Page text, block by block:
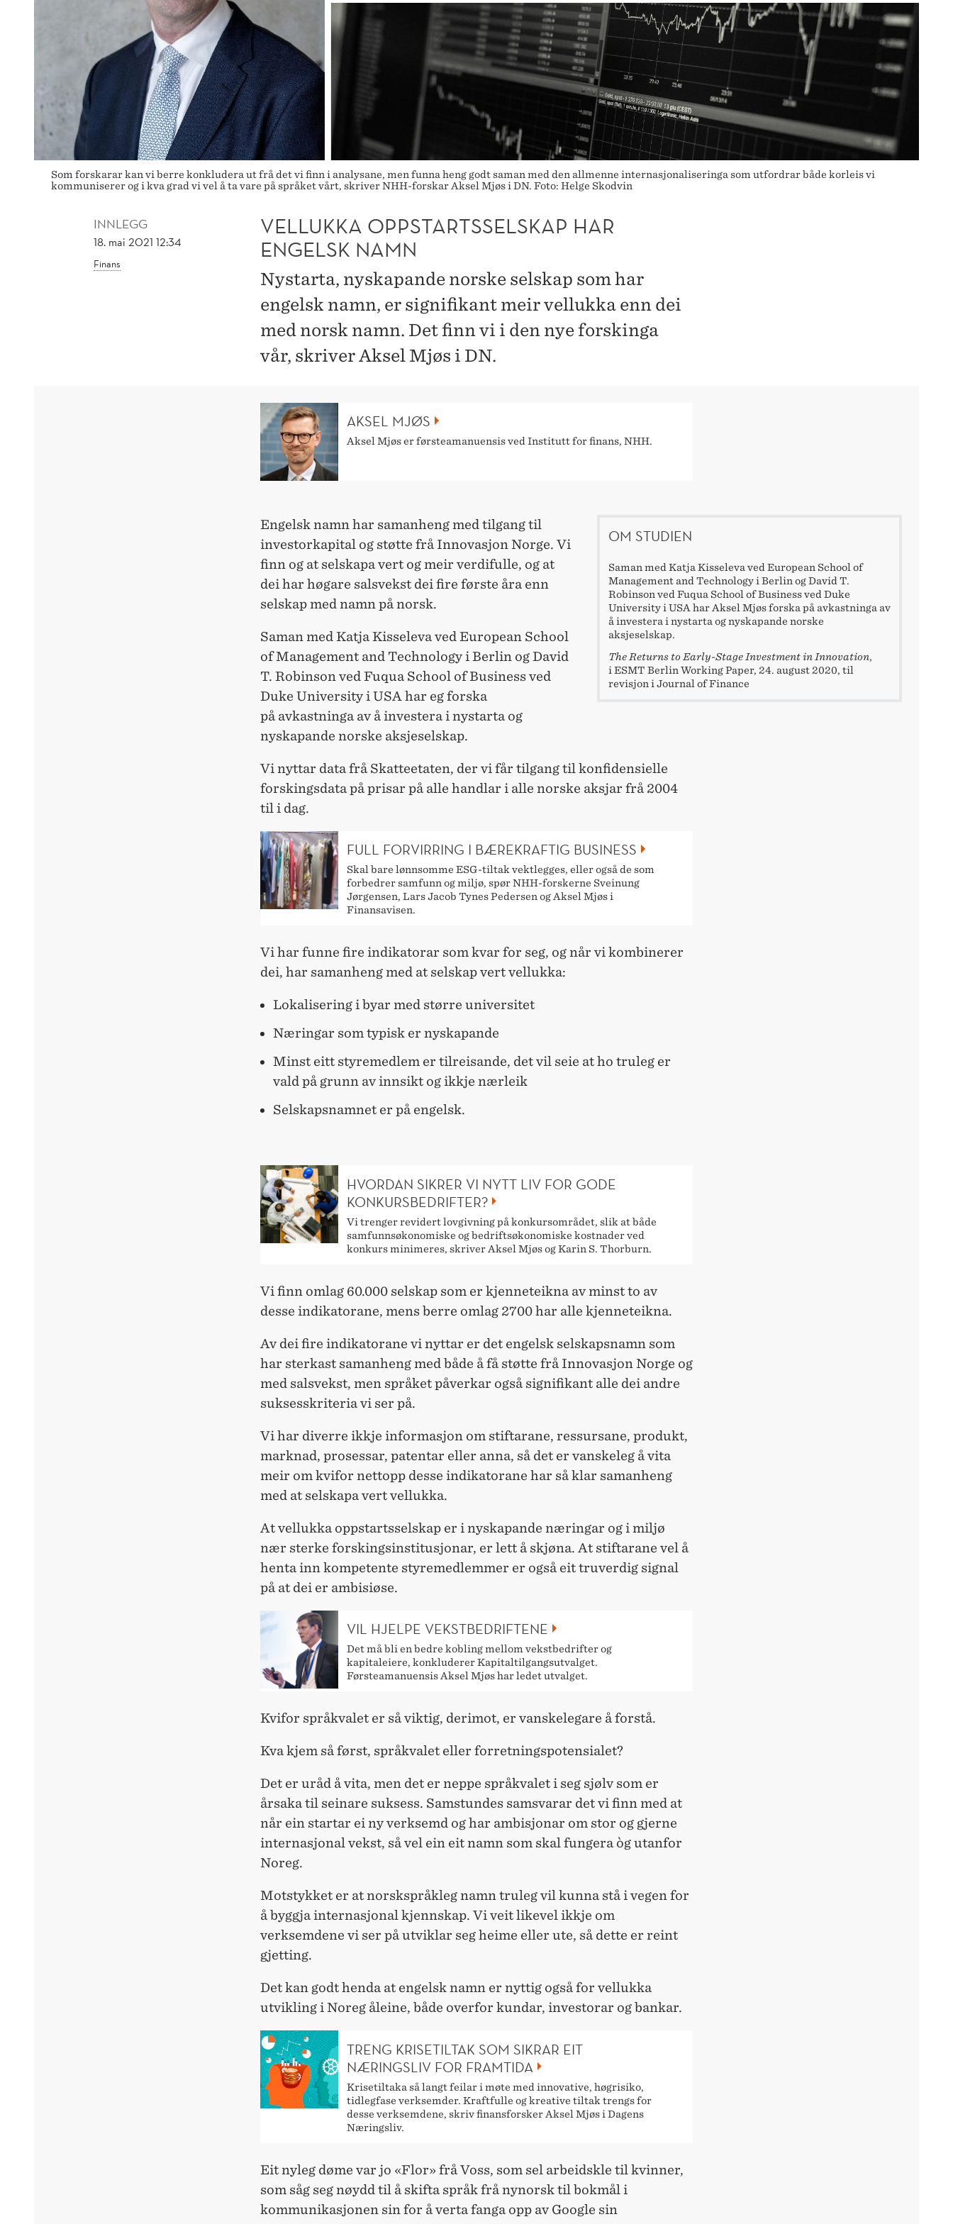
Som forskarar kan vi berre konkludera ut frå det vi finn i analysane, men funna heng godt saman med den allmenne internasjonaliseringa som utfordrar både korleis vi
kommuniserer og i kva grad vi vel å ta vare på språket vårt, skriver NHH-forskar Aksel Mjøs i DN. Foto: Helge Skodvin
INNLEGG
18. mai 2021 12:34
Finans
VELLUKKA OPPSTARTSSELSKAP HAR
ENGELSK NAMN
Nystarta, nyskapande norske selskap som har
engelsk namn, er signifikant meir vellukka enn dei
med norsk namn. Det finn vi i den nye forskinga
vår, skriver Aksel Mjøs i DN.
AKSEL MJØS
Aksel Mjøs er førsteamanuensis ved Institutt for finans, NHH.
OM STUDIEN
Saman med Katja Kisseleva ved European School of
Management and Technology i Berlin og David T.
Robinson ved Fuqua School of Business ved Duke
University i USA har Aksel Mjøs forska på avkastninga av
å investera i nystarta og nyskapande norske
aksjeselskap.
The Returns to Early-Stage Investment in Innovation,
i ESMT Berlin Working Paper, 24. august 2020, til
revisjon i Journal of Finance
Engelsk namn har samanheng med tilgang til
investorkapital og støtte frå Innovasjon Norge. Vi
finn og at selskapa vert og meir verdifulle, og at
dei har høgare salsvekst dei fire første åra enn
selskap med namn på norsk.
Saman med Katja Kisseleva ved European School
of Management and Technology i Berlin og David
T. Robinson ved Fuqua School of Business ved
Duke University i USA har eg forska
på avkastninga av å investera i nystarta og
nyskapande norske aksjeselskap.
Vi nyttar data frå Skatteetaten, der vi får tilgang til konfidensielle
forskingsdata på prisar på alle handlar i alle norske aksjar frå 2004
til i dag.
FULL FORVIRRING I BÆREKRAFTIG BUSINESS
Skal bare lønnsomme ESG-tiltak vektlegges, eller også de som
forbedrer samfunn og miljø, spør NHH-forskerne Sveinung
Jørgensen, Lars Jacob Tynes Pedersen og Aksel Mjøs i
Finansavisen.
Vi har funne fire indikatorar som kvar for seg, og når vi kombinerer
dei, har samanheng med at selskap vert vellukka:
Lokalisering i byar med større universitet
Næringar som typisk er nyskapande
Minst eitt styremedlem er tilreisande, det vil seie at ho truleg er
vald på grunn av innsikt og ikkje nærleik
Selskapsnamnet er på engelsk.
HVORDAN SIKRER VI NYTT LIV FOR GODE
KONKURSBEDRIFTER?
Vi trenger revidert lovgivning på konkursområdet, slik at både
samfunnsøkonomiske og bedriftsøkonomiske kostnader ved
konkurs minimeres, skriver Aksel Mjøs og Karin S. Thorburn.
Vi finn omlag 60.000 selskap som er kjenneteikna av minst to av
desse indikatorane, mens berre omlag 2700 har alle kjenneteikna.
Av dei fire indikatorane vi nyttar er det engelsk selskapsnamn som
har sterkast samanheng med både å få støtte frå Innovasjon Norge og
med salsvekst, men språket påverkar også signifikant alle dei andre
suksesskriteria vi ser på.
Vi har diverre ikkje informasjon om stiftarane, ressursane, produkt,
marknad, prosessar, patentar eller anna, så det er vanskeleg å vita
meir om kvifor nettopp desse indikatorane har så klar samanheng
med at selskapa vert vellukka.
At vellukka oppstartsselskap er i nyskapande næringar og i miljø
nær sterke forskingsinstitusjonar, er lett å skjøna. At stiftarane vel å
henta inn kompetente styremedlemmer er også eit truverdig signal
på at dei er ambisiøse.
VIL HJELPE VEKSTBEDRIFTENE
Det må bli en bedre kobling mellom vekstbedrifter og
kapitaleiere, konkluderer Kapitaltilgangsutvalget.
Førsteamanuensis Aksel Mjøs har ledet utvalget.
Kvifor språkvalet er så viktig, derimot, er vanskelegare å forstå.
Kva kjem så først, språkvalet eller forretningspotensialet?
Det er uråd å vita, men det er neppe språkvalet i seg sjølv som er
årsaka til seinare suksess. Samstundes samsvarar det vi finn med at
når ein startar ei ny verksemd og har ambisjonar om stor og gjerne
internasjonal vekst, så vel ein eit namn som skal fungera òg utanfor
Noreg.
Motstykket er at norskspråkleg namn truleg vil kunna stå i vegen for
å byggja internasjonal kjennskap. Vi veit likevel ikkje om
verksemdene vi ser på utviklar seg heime eller ute, så dette er reint
gjetting.
Det kan godt henda at engelsk namn er nyttig også for vellukka
utvikling i Noreg åleine, både overfor kundar, investorar og bankar.
TRENG KRISETILTAK SOM SIKRAR EIT
NÆRINGSLIV FOR FRAMTIDA
Krisetiltaka så langt feilar i møte med innovative, høgrisiko,
tidlegfase verksemder. Kraftfulle og kreative tiltak trengs for
desse verksemdene, skriv finansforsker Aksel Mjøs i Dagens
Næringsliv.
Eit nyleg døme var jo «Flor» frå Voss, som sel arbeidskle til kvinner,
som såg seg nøydd til å skifta språk frå nynorsk til bokmål i
kommunikasjonen sin for å verta fanga opp av Google sin